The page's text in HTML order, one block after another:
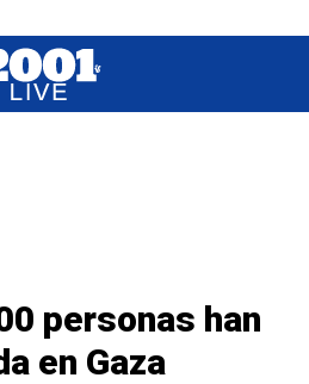
personas han
en Gaza